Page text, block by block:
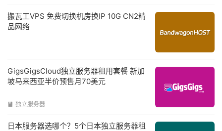
搬瓦工VPS 免费切换机房换IP 10G CN2精
品网络
GigsGigsCloud独立服务器租用套餐 新加
坡马来西亚半价预售月70美元
 独立服务器
日本服务器选哪个？5个日本独立服务器租